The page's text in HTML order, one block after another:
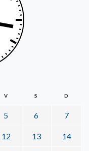
V S D
5 6 7
12 13 14